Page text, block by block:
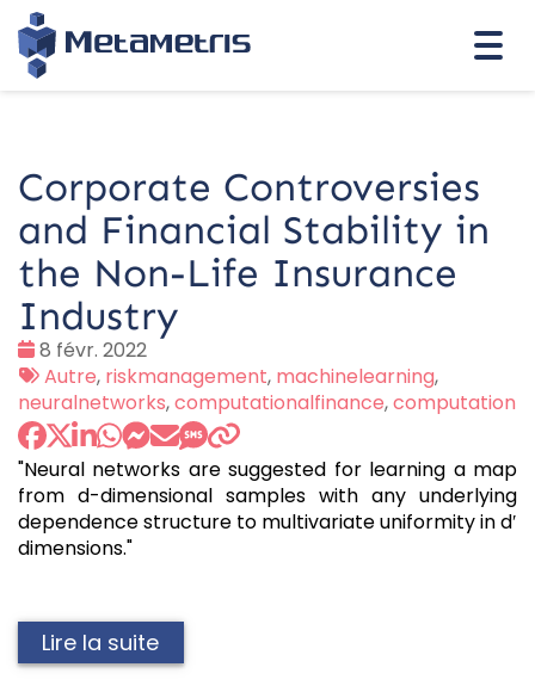
Corporate Controversies
and Financial Stability in
the Non-Life Insurance
Industry
Date
:
8 févr. 2022
Tags
:
Autre, riskmanagement, machinelearning,
neuralnetworks,computationalfinance,computation
"Neural networks are suggested for learning a map
from d-dimensional samples with any underlying
dependence structure to multivariate uniformity in d′
dimensions."
Lire la suite